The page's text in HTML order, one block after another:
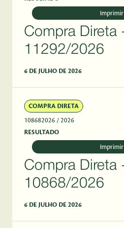
Imprimir
Compra Direta -
11292/2026
6 DE JULHO DE 2026
COMPRA DIRETA
108682026 / 2026
RESULTADO
Imprimir
Compra Direta -
10868/2026
6 DE JULHO DE 2026